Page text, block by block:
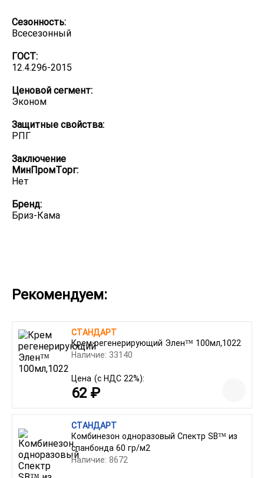
Сезонность:
Всесезонный
ГОСТ:
12.4.296-2015
Ценовой сегмент:
Эконом
Защитные свойства:
РПГ
Заключение
МинПромТорг:
Нет
Бренд:
Бриз-Кама
Рекомендуем:
СТАНДАРТ
Крем регенерирующий Элен™ 100мл,1022
Наличие: 33140
Цена (с НДС 22%):
62 ₽
СТАНДАРТ
Комбинезон одноразовый Спектр SB™ из
спанбонда 60 гр/м2
Наличие: 8672